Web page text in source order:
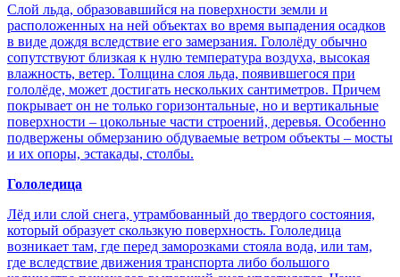
Слой льда, образовавшийся на поверхности земли и
расположенных на ней объектах во время выпадения осадков
в виде дождя вследствие его замерзания. Гололёду обычно
сопутствуют близкая к нулю температура воздуха, высокая
влажность, ветер. Толщина слоя льда, появившегося при
гололёде, может достигать нескольких сантиметров. Причем
покрывает он не только горизонтальные, но и вертикальные
поверхности – цокольные части строений, деревья. Особенно
подвержены обмерзанию обдуваемые ветром объекты – мосты
и их опоры, эстакады, столбы.
Гололедица
Лёд или слой снега, утрамбованный до твердого состояния,
который образует скользкую поверхность. Гололедица
возникает там, где перед заморозками стояла вода, или там,
где вследствие движения транспорта либо большого